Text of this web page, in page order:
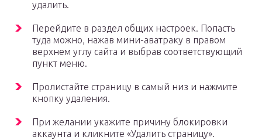
удалить.
Перейдите в раздел общих настроек. Попасть
туда можно, нажав мини-аватраку в правом
верхнем углу сайта и выбрав соответствующий
пункт меню.
Пролистайте страницу в самый низ и нажмите
кнопку удаления.
При желании укажите причину блокировки
аккаунта и кликните «Удалить страницу».